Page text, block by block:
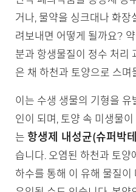
거나, 물약을 싱크대나 화
려보내면 어떻게 될까요?
분과 항생물질이 정수 처리
은 채 하천과 토양으로 스며
이는 수생 생물의 기형을 유
인이 되며, 토양 속 미생물
는 항생제 내성균(슈퍼박
습니다. 오염된 하천과 토양
하수를 통해 이 유해 물질